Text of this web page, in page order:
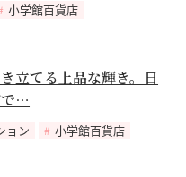
小学館百貨店
立てる上品な輝き。日
で…
ョン
小学館百貨店